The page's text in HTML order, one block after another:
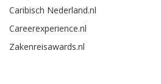
Caribisch Nederland.nl
Careerexperience.nl
Zakenreisawards.nl